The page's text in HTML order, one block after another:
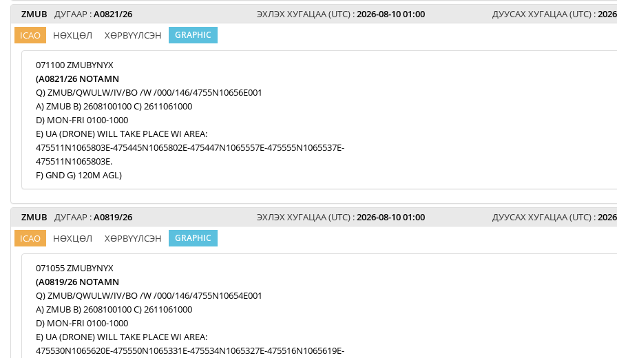
ZMUB ДУГААР :A0821/26 ЭХЛЭХ ХУГАЦАА (UTC) :2026-08-10 01:00 ДУУСАХ ХУГАЦАА (UTC) :
ICAO НӨХЦӨЛ ХӨРВҮҮЛСЭН GRAPHIC
071100 ZMUBYNYX
(A0821/26 NOTAMN
Q) ZMUB/QWULW/IV/BO /W /000/146/4755N10656E001
A) ZMUB B) 2608100100 C) 2611061000
D) MON-FRI 0100-1000
E) UA (DRONE) WILL TAKE PLACE WI AREA:
475511N1065803E-475445N1065802E-475447N1065557E-475555N1065537E-
475511N1065803E.
F) GND G) 120M AGL)
ZMUB ДУГААР :A0819/26 ЭХЛЭХ ХУГАЦАА (UTC) :2026-08-10 01:00 ДУУСАХ ХУГАЦАА (UTC) :
ICAO НӨХЦӨЛ ХӨРВҮҮЛСЭН GRAPHIC
071055 ZMUBYNYX
(A0819/26 NOTAMN
Q) ZMUB/QWULW/IV/BO /W /000/146/4755N10654E001
A) ZMUB B) 2608100100 C) 2611061000
D) MON-FRI 0100-1000
E) UA (DRONE) WILL TAKE PLACE WI AREA:
475530N1065620E-475550N1065331E-475534N1065327E-475516N1065619E-